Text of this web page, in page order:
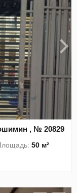
, № 20829
50 м²